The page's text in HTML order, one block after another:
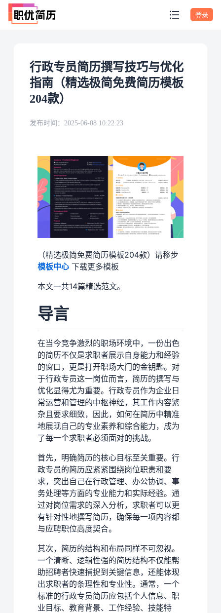
登录
行政专员简历撰写技巧与优化
指南（精选极简免费简历模板
204款）
发布时间： 2025-06-08 10:22:23
（精选极简免费简历模板204款）请移步
模板中心 下载更多模板
本文一共14篇精选范文。
导言
在当今竞争激烈的职场环境中，一份出色
的简历不仅是求职者展示自身能力和经验
的窗口，更是打开职场大门的金钥匙。对
于行政专员这一岗位而言，简历的撰写与
优化显得尤为重要。行政专员作为企业日
常运营和管理的中枢神经，其工作内容繁
杂且要求细致，因此，如何在简历中精准
地展现自己的专业素养和综合能力，成为
了每一个求职者必须面对的挑战。
首先，明确简历的核心目标至关重要。行
政专员的简历应紧紧围绕岗位职责和要
求，突出自己在行政管理、办公协调、事
务处理等方面的专业能力和实际经验。通
过对岗位需求的深入分析，求职者可以更
有针对性地撰写简历，确保每一项内容都
与应聘职位高度契合。
其次，简历的结构和布局同样不可忽视。
一个清晰、逻辑性强的简历结构不仅能帮
助招聘者快速捕捉到关键信息，还能体现
出求职者的条理性和专业性。通常，一个
标准的行政专员简历应包括个人信息、职
业目标、教育背景、工作经验、技能特